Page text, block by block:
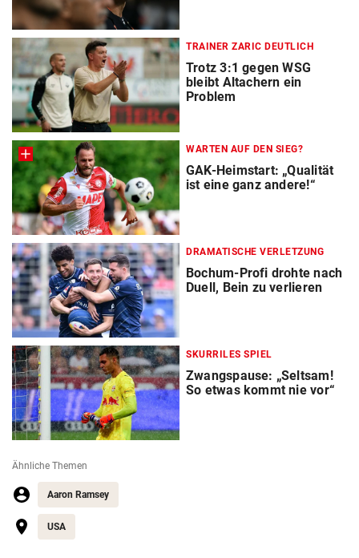
TRAINER ZARIC DEUTLICH
Trotz 3:1 gegen WSG
bleibt Altachern ein
Problem
WARTEN AUF DEN SIEG?
GAK-Heimstart: „Qualität
ist eine ganz andere!“
DRAMATISCHE VERLETZUNG
Bochum-Profi drohte nach
Duell, Bein zu verlieren
SKURRILES SPIEL
Zwangspause: „Seltsam!
So etwas kommt nie vor“
Ähnliche Themen
Aaron Ramsey
USA